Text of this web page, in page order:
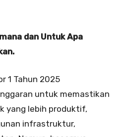
dan Untuk Apa
1 Tahun 2025
untuk memastikan
yang lebih produktif,
infrastruktur,